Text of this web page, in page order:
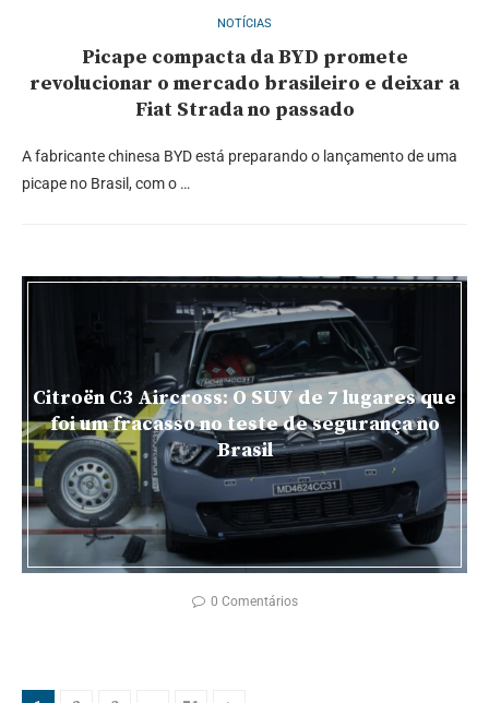
NOTÍCIAS
Picape compacta da BYD promete
revolucionar o mercado brasileiro e deixar a
Fiat Strada no passado
A fabricante chinesa BYD está preparando o lançamento de uma
picape no Brasil, com o …
Citroën C3 Aircross: O SUV de 7 lugares que
foi um fracasso no teste de segurança no
Brasil
0 Comentários